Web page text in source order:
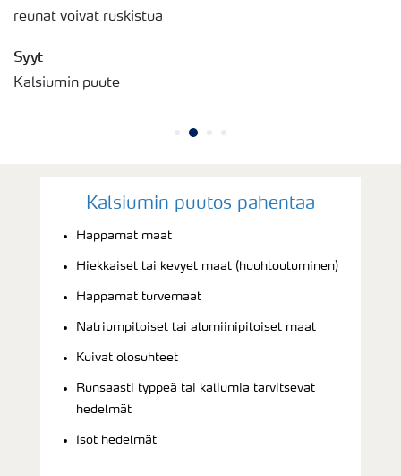
reunat voivat ruskistua
Syyt
Kalsiumin puute
Kalsiumin puutos pahentaa
Happamat maat
Hiekkaiset tai kevyet maat (huuhtoutuminen)
Happamat turvemaat
Natriumpitoiset tai alumiinipitoiset maat
Kuivat olosuhteet
Runsaasti typpeä tai kaliumia tarvitsevat
hedelmät
Isot hedelmät